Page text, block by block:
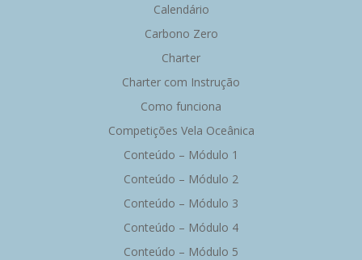
Calendário
Carbono Zero
Charter
Charter com Instrução
Como funciona
Competições Vela Oceânica
Conteúdo – Módulo 1
Conteúdo – Módulo 2
Conteúdo – Módulo 3
Conteúdo – Módulo 4
Conteúdo – Módulo 5